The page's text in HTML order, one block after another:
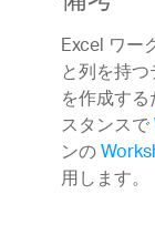
Excel ワー
と列を持
を作成する
スタンスで
ンの
用します。